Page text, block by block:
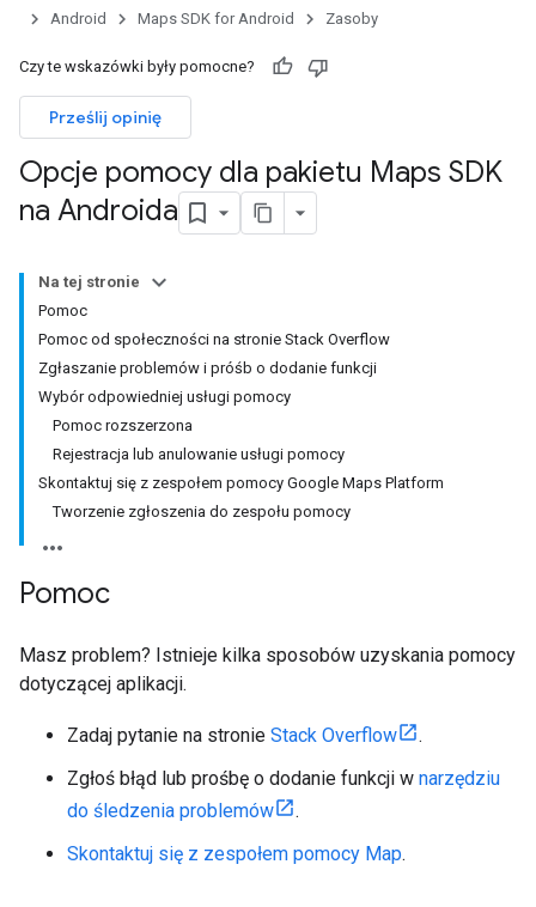
Android
Maps SDK for Android Zasoby
Czy te wskazówki były pomocne?
Prześlij opinię
Opcje pomocy dla pakietu Maps SDK
na Androida
Na tej stronie
Pomoc
Pomoc od społeczności na stronie Stack Overflow
Zgłaszanie problemów i próśb o dodanie funkcji
Wybór odpowiedniej usługi pomocy
Pomoc rozszerzona
Rejestracja lub anulowanie usługi pomocy
Skontaktuj się z zespołem pomocy Google Maps Platform
Tworzenie zgłoszenia do zespołu pomocy
Pomoc
Masz problem? Istnieje kilka sposobów uzyskania pomocy
dotyczącej aplikacji.
Zadaj pytanie na stronie Stack Overflow
.
Zgłoś błąd lub prośbę o dodanie funkcji w narzędziu
do śledzenia problemów
.
Skontaktuj się z zespołem pomocy Map.